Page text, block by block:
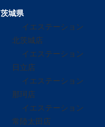
茨城県
イエステーション
北茨城店
イエステーション
日立店
イエステーション
那珂店
イエステーション
常陸太田店